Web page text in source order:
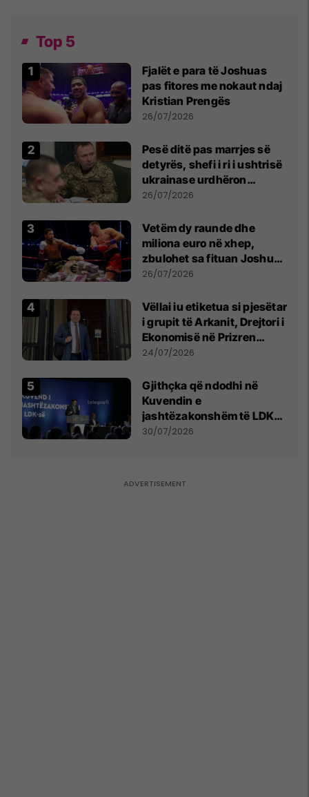
Top 5
Fjalët e para të Joshuas
pas fitores me nokaut ndaj
Kristian Prengës
26/07/2026
Pesë ditë pas marrjes së
detyrës, shefi i ri i ushtrisë
ukrainase urdhëron
kontroll të madh
26/07/2026
Vetëm dy raunde dhe
miliona euro në xhep,
zbulohet sa fituan Joshua
e Prenga
26/07/2026
Vëllai iu etiketua si pjesëtar
i grupit të Arkanit, Drejtori i
Ekonomisë në Prizren
mohon pretendimet
24/07/2026
Gjithçka që ndodhi në
Kuvendin e
jashtëzakonshëm të LDK-
së
30/07/2026